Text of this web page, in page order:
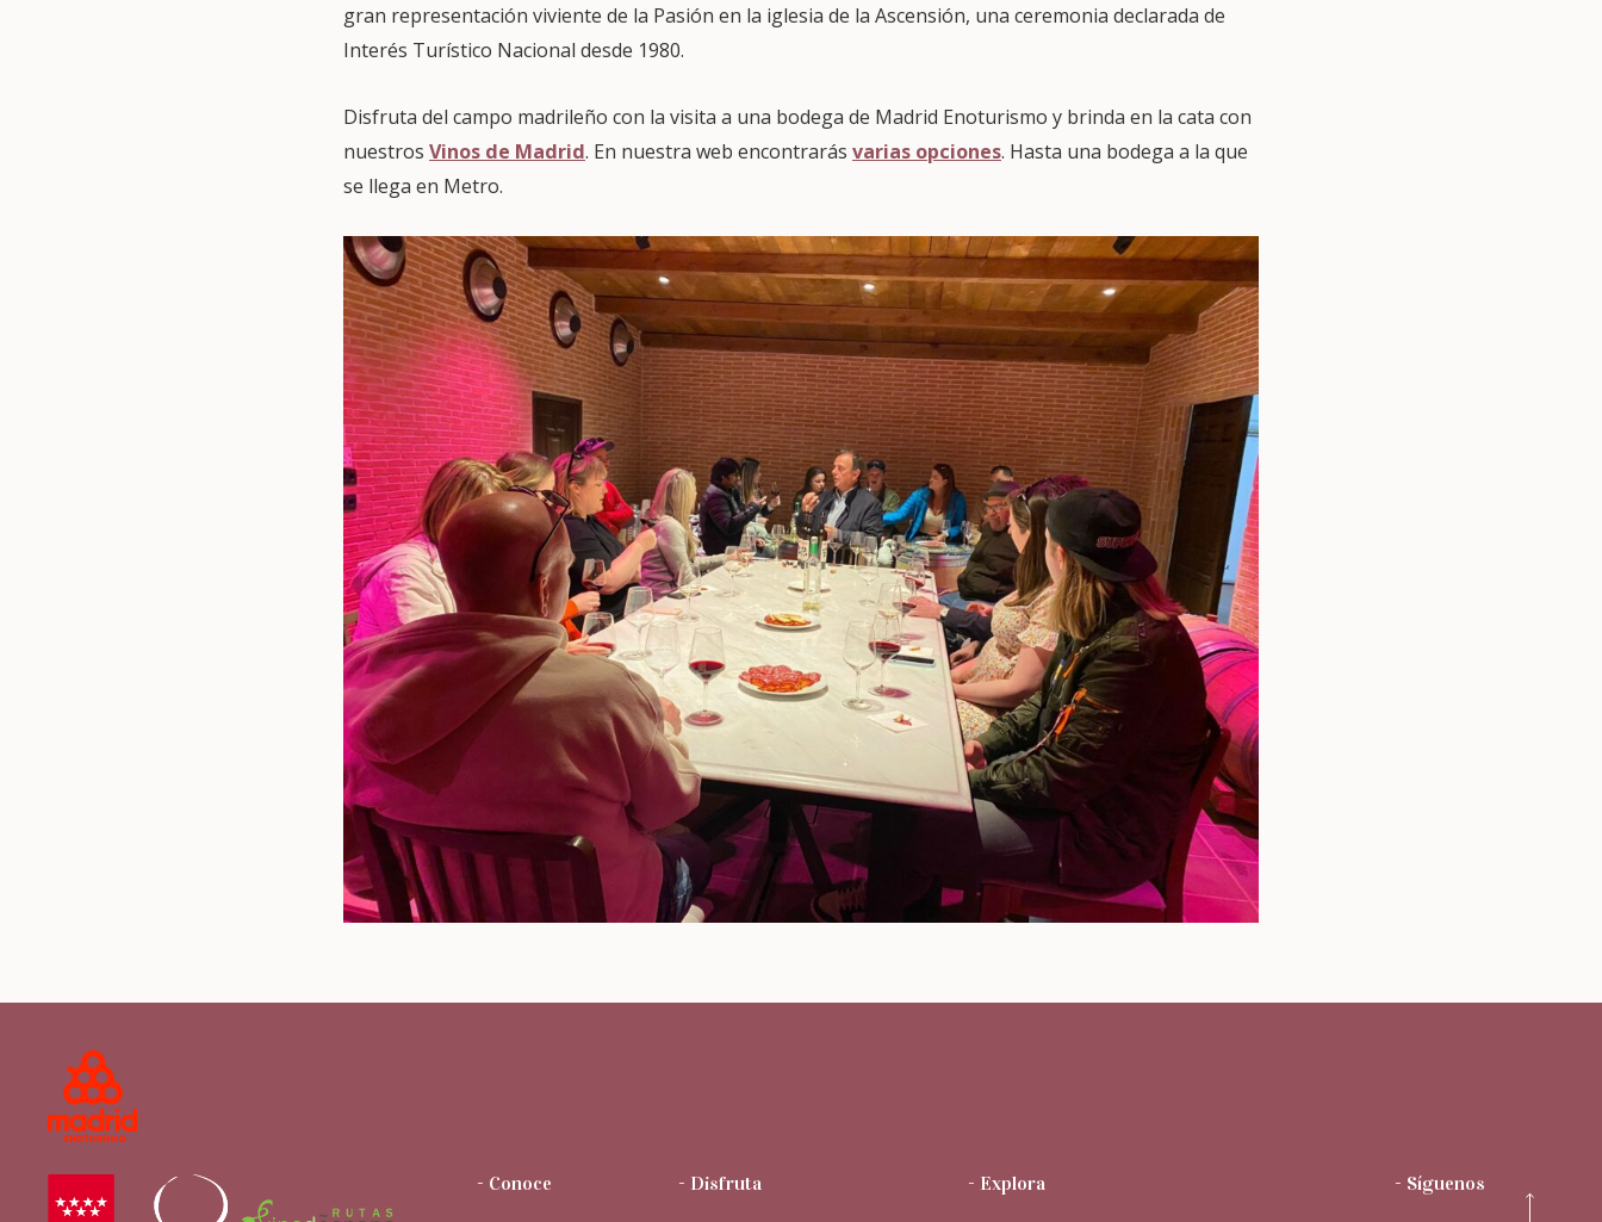
gran representación viviente de la Pasión en la iglesia de la Ascensión, una ceremonia declarada de
Interés Turístico Nacional desde 1980.
Disfruta del campo madrileño con la visita a una bodega de Madrid Enoturismo y brinda en la cata con
nuestros Vinos de Madrid. En nuestra web encontrarás varias opciones. Hasta una bodega a la que
se llega en Metro.
- Conoce - Disfruta - Explora - Síguenos